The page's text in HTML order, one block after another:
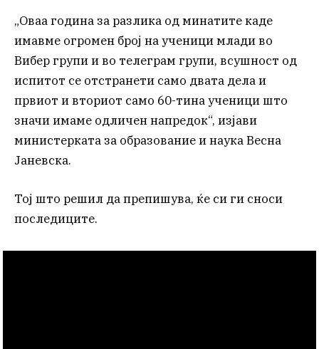
„Оваа година за разлика од минатите каде
имавме огромен број на ученици млади во
Вибер групи и во телеграм групи, всушност од
испитот се отстранети само двата дела и
првиот и вториот само 60-тина ученици што
значи имаме одличен напредок“, изјави
министерката за образование и наука Весна
Јаневска.
Тој што решил да препишува, ќе си ги сноси
последиците.